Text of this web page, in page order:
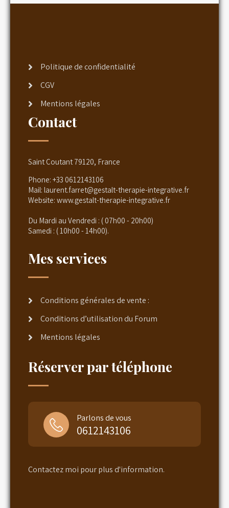
Politique de confidentialité
CGV
Mentions légales
Contact
Saint Coutant 79120, France
Phone: +33 0612143106
Mail: laurent.farret@gestalt-therapie-integrative.fr
Website: www.gestalt-therapie-integrative.fr
Du Mardi au Vendredi : ( 07h00 - 20h00)
Samedi : ( 10h00 - 14h00).
Mes services
Conditions générales de vente :
Conditions d’utilisation du Forum
Mentions légales
Réserver par téléphone
Parlons de vous
0612143106
Contactez moi pour plus d'information.